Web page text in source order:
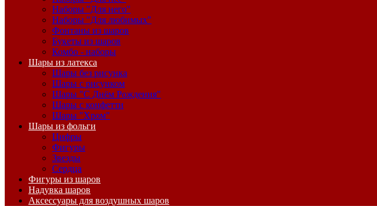
Наборы "Для него"
Наборы "Для любимых"
Фонтаны из шаров
Букеты из шаров
Комбо - наборы
Шары из латекса
Шары без рисунка
Шары с рисунком
Шары "С Днём Рождения"
Шары с конфетти
Шары "Хром"
Шары из фольги
Цифры
Фигуры
Звезды
Сердца
Фигуры из шаров
Надувка шаров
Аксессуары для воздушных шаров